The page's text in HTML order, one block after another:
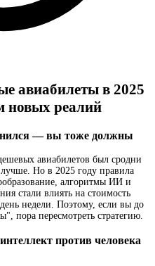
авиабилеты в 2025
новых реалий
— вы тоже должны
авиабилетов был сродни
Но в 2025 году правила
алгоритмы ИИ и
стали влиять на стоимость
недели. Поэтому, если вы до
пора пересмотреть стратегию.
против человека